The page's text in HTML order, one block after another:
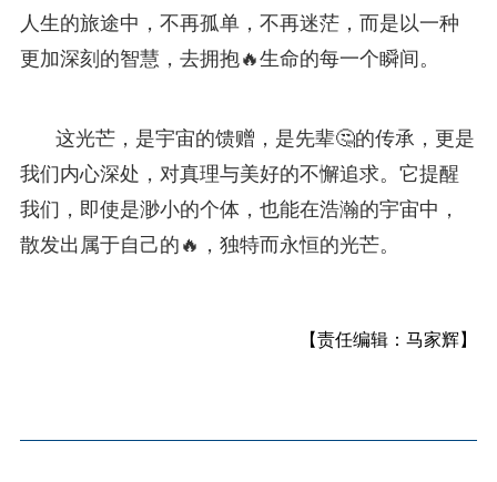
人生的旅途中，不再孤单，不再迷茫，而是以一种
更加深刻的智慧，去拥抱🔥生命的每一个瞬间。
这光芒，是宇宙的馈赠，是先辈🤔的传承，更是
我们内心深处，对真理与美好的不懈追求。它提醒
我们，即使是渺小的个体，也能在浩瀚的宇宙中，
散发出属于自己的🔥，独特而永恒的光芒。
【责任编辑：马家辉】